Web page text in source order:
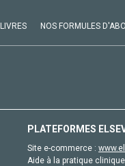
LIVRES NOS FORMULES
PLATEFORMES
Site e-commerce :
Aide à la pratique